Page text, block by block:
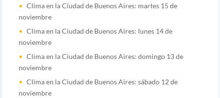
Clima en la Ciudad de Buenos Aires: martes 15 de
noviembre
Clima en la Ciudad de Buenos Aires: lunes 14 de
noviembre
Clima en la Ciudad de Buenos Aires: domingo 13 de
noviembre
Clima en la Ciudad de Buenos Aires: sábado 12 de
noviembre